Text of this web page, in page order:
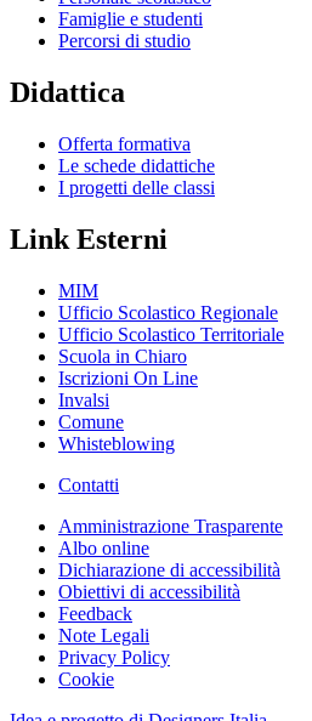
Famiglie e studenti
Percorsi di studio
Didattica
Offerta formativa
Le schede didattiche
I progetti delle classi
Link Esterni
MIM
Ufficio Scolastico Regionale
Ufficio Scolastico Territoriale
Scuola in Chiaro
Iscrizioni On Line
Invalsi
Comune
Whisteblowing
Contatti
Amministrazione Trasparente
Albo online
Dichiarazione di accessibilità
Obiettivi di accessibilità
Feedback
Note Legali
Privacy Policy
Cookie